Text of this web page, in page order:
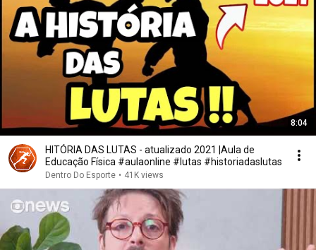
8:04
HITÓRIA DAS LUTAS - atualizado 2021 |Aula de
Educação Física #aulaonline #lutas #historiadaslutas
Dentro Do Esporte • 41K views